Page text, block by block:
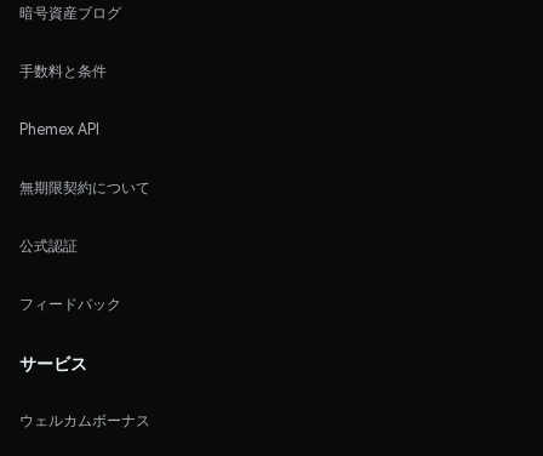
暗号資産ブログ
手数料と条件
Phemex API
無期限契約について
公式認証
フィードバック
サービス
ウェルカムボーナス